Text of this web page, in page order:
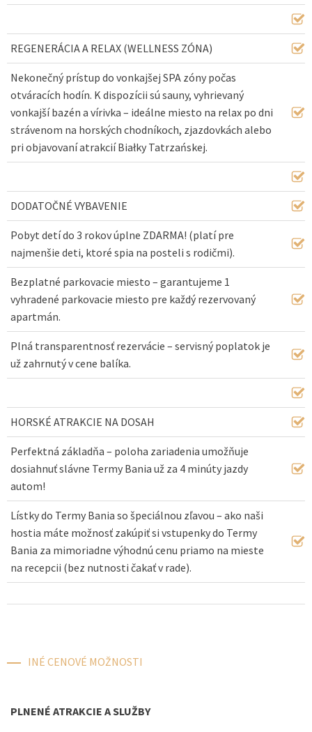
REGENERÁCIA A RELAX (WELLNESS ZÓNA)
Nekonečný prístup do vonkajšej SPA zóny počas
otváracích hodín. K dispozícii sú sauny, vyhrievaný
vonkajší bazén a vírivka – ideálne miesto na relax po dni
strávenom na horských chodníkoch, zjazdovkách alebo
pri objavovaní atrakcií Białky Tatrzańskej.
DODATOČNÉ VYBAVENIE
Pobyt detí do 3 rokov úplne ZDARMA! (platí pre
najmenšie deti, ktoré spia na posteli s rodičmi).
Bezplatné parkovacie miesto – garantujeme 1
vyhradené parkovacie miesto pre každý rezervovaný
apartmán.
Plná transparentnosť rezervácie – servisný poplatok je
už zahrnutý v cene balíka.
HORSKÉ ATRAKCIE NA DOSAH
Perfektná základňa – poloha zariadenia umožňuje
dosiahnuť slávne Termy Bania už za 4 minúty jazdy
autom!
Lístky do Termy Bania so špeciálnou zľavou – ako naši
hostia máte možnosť zakúpiť si vstupenky do Termy
Bania za mimoriadne výhodnú cenu priamo na mieste
na recepcii (bez nutnosti čakať v rade).
INÉ CENOVÉ MOŽNOSTI
PLNENÉ ATRAKCIE A SLUŽBY